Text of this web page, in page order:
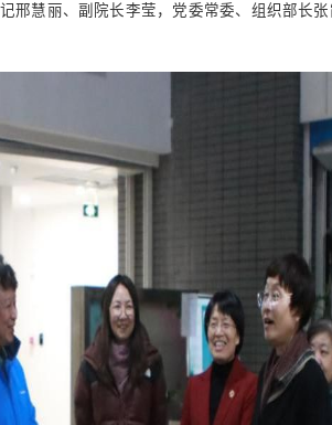
邢慧丽、副院长李莹，党委常委、组织部长